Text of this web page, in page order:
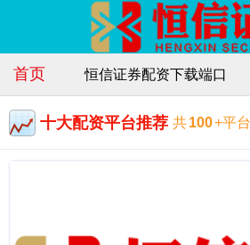
首页 恒信证券配资下载端口
十大配资平台推荐 共100+平台